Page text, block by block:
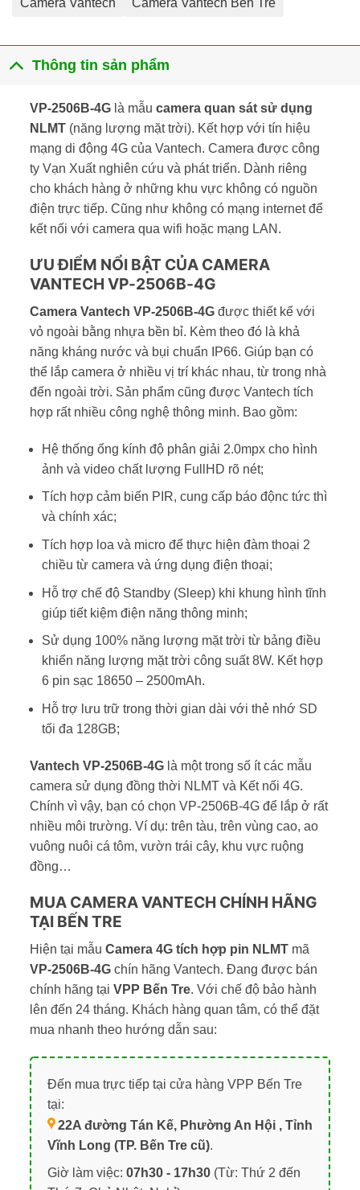
Thông tin sản phẩm
VP-2506B-4Glà mẫu camera quan sát sử dụng
NLMT(năng lượng mặt trời). Kết hợp với tín hiệu
mạng di động 4G của Vantech. Camera được công
ty Vạn Xuất nghiên cứu và phát triển. Dành riêng
cho khách hàng ở những khu vực không có nguồn
điện trực tiếp. Cũng như không có mạng internet để
kết nối với camera qua wifi hoặc mạng LAN.
ƯU ĐIỂM NỔI BẬT CỦA CAMERA
VANTECH VP-2506B-4G
Camera Vantech VP-2506B-4Gđược thiết kế với
vỏ ngoài bằng nhựa bền bỉ. Kèm theo đó là khả
năng kháng nước và bụi chuẩn IP66. Giúp bạn có
thể lắp camera ở nhiều vị trí khác nhau, từ trong nhà
đến ngoài trời. Sản phẩm cũng được Vantech tích
hợp rất nhiều công nghệ thông minh. Bao gồm:
Hệ thống ống kính độ phân giải 2.0mpx cho hình
ảnh và video chất lượng FullHD rõ nét;
Tích hợp cảm biến PIR, cung cấp báo độnc tức thì
và chính xác;
Tích hợp loa và micro để thực hiện đàm thoại 2
chiều từ camera và ứng dụng điện thoại;
Hỗ trợ chế độ Standby (Sleep) khi khung hình tĩnh
giúp tiết kiệm điện năng thông minh;
Sử dụng 100% năng lượng mặt trời từ bảng điều
khiển năng lượng mặt trời công suất 8W. Kết hợp
6 pin sạc 18650 – 2500mAh.
Hỗ trợ lưu trữ trong thời gian dài với thẻ nhớ SD
tối đa 128GB;
Vantech VP-2506B-4Glà một trong số ít các mẫu
camera sử dụng đồng thời NLMT và Kết nối 4G.
Chính vì vậy, bạn có chọn VP-2506B-4G để lắp ở rất
nhiều môi trường. Ví dụ: trên tàu, trên vùng cao, ao
vuông nuôi cá tôm, vườn trái cây, khu vực ruộng
đồng…
MUA CAMERA VANTECH CHÍNH HÃNG
TẠI BẾN TRE
Hiện tại mẫu Camera 4G tích hợp pin NLMTmã
VP-2506B-4Gchín hãng Vantech. Đang được bán
chính hãng tại VPP Bến Tre. Với chế độ bảo hành
lên đến 24 tháng. Khách hàng quan tâm, có thể đặt
mua nhanh theo hướng dẫn sau:
Đến mua trực tiếp tại cửa hàng VPP Bến Tre
tại:
22A đường Tán Kế, Phường An Hội , Tỉnh
Vĩnh Long (TP. Bến Tre cũ).
Giờ làm việc: 07h30 - 17h30(Từ: Thứ 2 đến